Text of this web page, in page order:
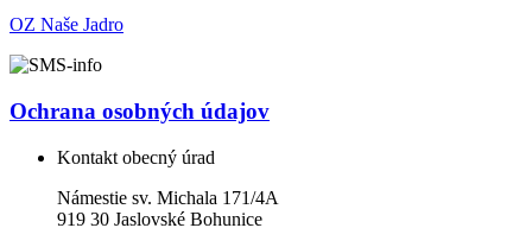
OZ Naše Jadro
Ochrana osobných údajov
Kontakt obecný úrad
Námestie sv. Michala 171/4A
919 30 Jaslovské Bohunice